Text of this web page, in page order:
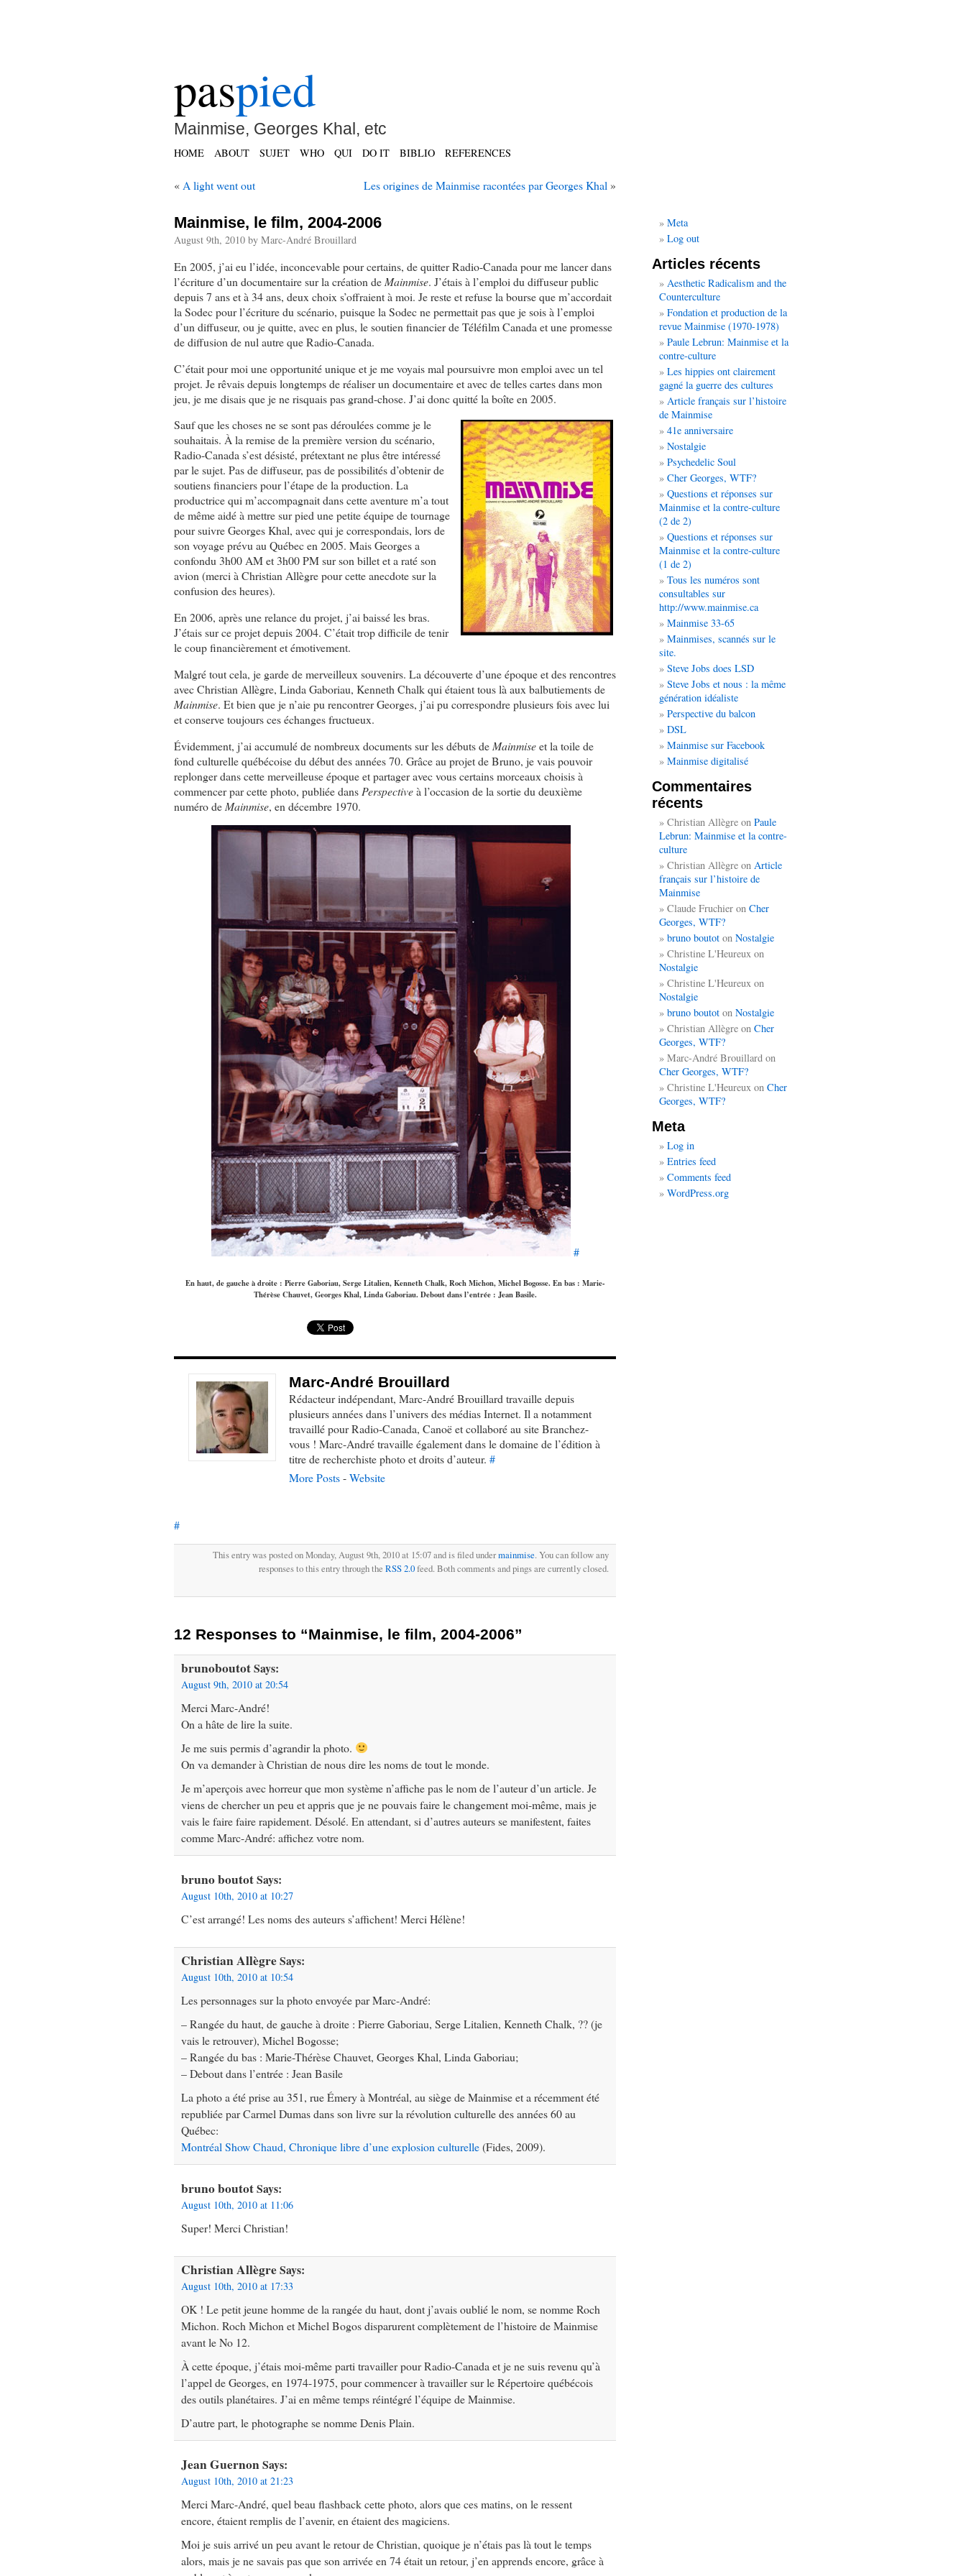
paspied
Mainmise, Georges Khal, etc
HOME ABOUT SUJET WHO QUI DO IT BIBLIO REFERENCES
« A light went out Les origines de Mainmise racontées par Georges Khal »
Mainmise, le film, 2004-2006
August 9th, 2010 by Marc-André Brouillard
En 2005, j’ai eu l’idée, inconcevable pour certains, de quitter Radio-Canada pour me lancer dans
l’écriture d’un documentaire sur la création de Mainmise. J’étais à l’emploi du diffuseur public
depuis 7 ans et à 34 ans, deux choix s’offraient à moi. Je reste et refuse la bourse que m’accordait
la Sodec pour l’écriture du scénario, puisque la Sodec ne permettait pas que je sois à l’emploi
d’un diffuseur, ou je quitte, avec en plus, le soutien financier de Téléfilm Canada et une promesse
de diffusion de nul autre que Radio-Canada.
C’était pour moi une opportunité unique et je me voyais mal poursuivre mon emploi avec un tel
projet. Je rêvais depuis longtemps de réaliser un documentaire et avec de telles cartes dans mon
jeu, je me disais que je ne risquais pas grand-chose. J’ai donc quitté la boîte en 2005.
Sauf que les choses ne se sont pas déroulées comme je le
souhaitais. À la remise de la première version du scénario,
Radio-Canada s’est désisté, prétextant ne plus être intéressé
par le sujet. Pas de diffuseur, pas de possibilités d’obtenir de
soutiens financiers pour l’étape de la production. La
productrice qui m’accompagnait dans cette aventure m’a tout
de même aidé à mettre sur pied une petite équipe de tournage
pour suivre Georges Khal, avec qui je correspondais, lors de
son voyage prévu au Québec en 2005. Mais Georges a
confondu 3h00 AM et 3h00 PM sur son billet et a raté son
avion (merci à Christian Allègre pour cette anecdote sur la
confusion des heures).
En 2006, après une relance du projet, j’ai baissé les bras.
J’étais sur ce projet depuis 2004. C’était trop difficile de tenir
le coup financièrement et émotivement.
Malgré tout cela, je garde de merveilleux souvenirs. La découverte d’une époque et des rencontres
avec Christian Allègre, Linda Gaboriau, Kenneth Chalk qui étaient tous là aux balbutiements de
Mainmise. Et bien que je n’aie pu rencontrer Georges, j’ai pu correspondre plusieurs fois avec lui
et conserve toujours ces échanges fructueux.
Évidemment, j’ai accumulé de nombreux documents sur les débuts de Mainmiseet la toile de
fond culturelle québécoise du début des années 70. Grâce au projet de Bruno, je vais pouvoir
replonger dans cette merveilleuse époque et partager avec vous certains morceaux choisis à
commencer par cette photo, publiée dans Perspectiveà l’occasion de la sortie du deuxième
numéro de Mainmise, en décembre 1970.
#
En haut, de gauche à droite : Pierre Gaboriau, Serge Litalien, Kenneth Chalk, Roch Michon, Michel Bogosse. En bas : Marie-
Thérèse Chauvet, Georges Khal, Linda Gaboriau. Debout dans l’entrée : Jean Basile.
Marc-André Brouillard
Rédacteur indépendant, Marc-André Brouillard travaille depuis
plusieurs années dans l’univers des médias Internet. Il a notamment
travaillé pour Radio-Canada, Canoë et collaboré au site Branchez-
vous ! Marc-André travaille également dans le domaine de l’édition à
titre de recherchiste photo et droits d’auteur. #
More Posts-Website
#
This entry was posted on Monday, August 9th, 2010 at 15:07 and is filed undermainmise. You can follow any
responses to this entry through the RSS 2.0feed. Both comments and pings are currently closed.
12 Responses to “Mainmise, le film, 2004-2006”
brunoboutotSays:
August 9th, 2010 at 20:54
Merci Marc-André!
On a hâte de lire la suite.
Je me suis permis d’agrandir la photo.
On va demander à Christian de nous dire les noms de tout le monde.
Je m’aperçois avec horreur que mon système n’affiche pas le nom de l’auteur d’un article. Je
viens de chercher un peu et appris que je ne pouvais faire le changement moi-même, mais je
vais le faire faire rapidement. Désolé. En attendant, si d’autres auteurs se manifestent, faites
comme Marc-André: affichez votre nom.
bruno boutotSays:
August 10th, 2010 at 10:27
C’est arrangé! Les noms des auteurs s’affichent! Merci Hélène!
Christian AllègreSays:
August 10th, 2010 at 10:54
Les personnages sur la photo envoyée par Marc-André:
– Rangée du haut, de gauche à droite : Pierre Gaboriau, Serge Litalien, Kenneth Chalk, ?? (je
vais le retrouver), Michel Bogosse;
– Rangée du bas : Marie-Thérèse Chauvet, Georges Khal, Linda Gaboriau;
– Debout dans l’entrée : Jean Basile
La photo a été prise au 351, rue Émery à Montréal, au siège de Mainmise et a récemment été
republiée par Carmel Dumas dans son livre sur la révolution culturelle des années 60 au
Québec:
Montréal Show Chaud, Chronique libre d’une explosion culturelle(Fides, 2009).
bruno boutotSays:
August 10th, 2010 at 11:06
Super! Merci Christian!
Christian AllègreSays:
August 10th, 2010 at 17:33
OK ! Le petit jeune homme de la rangée du haut, dont j’avais oublié le nom, se nomme Roch
Michon. Roch Michon et Michel Bogos disparurent complètement de l’histoire de Mainmise
avant le No 12.
À cette époque, j’étais moi-même parti travailler pour Radio-Canada et je ne suis revenu qu’à
l’appel de Georges, en 1974-1975, pour commencer à travailler sur le Répertoire québécois
des outils planétaires. J’ai en même temps réintégré l’équipe de Mainmise.
D’autre part, le photographe se nomme Denis Plain.
Jean GuernonSays:
August 10th, 2010 at 21:23
Merci Marc-André, quel beau flashback cette photo, alors que ces matins, on le ressent
encore, étaient remplis de l’avenir, en étaient des magiciens.
Moi je suis arrivé un peu avant le retour de Christian, quoique je n’étais pas là tout le temps
alors, mais je ne savais pas que son arrivée en 74 était un retour, j’en apprends encore, grâce à
Meta
Log out
Articles récents
Aesthetic Radicalism and the
Counterculture
Fondation et production de la
revue Mainmise (1970-1978)
Paule Lebrun: Mainmise et la
contre-culture
Les hippies ont clairement
gagné la guerre des cultures
Article français sur l’histoire
de Mainmise
41e anniversaire
Nostalgie
Psychedelic Soul
Cher Georges, WTF?
Questions et réponses sur
Mainmise et la contre-culture
(2 de 2)
Questions et réponses sur
Mainmise et la contre-culture
(1 de 2)
Tous les numéros sont
consultables sur
http://www.mainmise.ca
Mainmise 33-65
Mainmises, scannés sur le
site.
Steve Jobs does LSD
Steve Jobs et nous : la même
génération idéaliste
Perspective du balcon
DSL
Mainmise sur Facebook
Mainmise digitalisé
Commentaires
récents
Christian Allègre on Paule
Lebrun: Mainmise et la contre-
culture
Christian Allègre on Article
français sur l’histoire de
Mainmise
Claude Fruchier on Cher
Georges, WTF?
bruno boutot on Nostalgie
Christine L'Heureux on
Nostalgie
Christine L'Heureux on
Nostalgie
bruno boutot on Nostalgie
Christian Allègre on Cher
Georges, WTF?
Marc-André Brouillard on
Cher Georges, WTF?
Christine L'Heureux on Cher
Georges, WTF?
Meta
Log in
Entries feed
Comments feed
WordPress.org